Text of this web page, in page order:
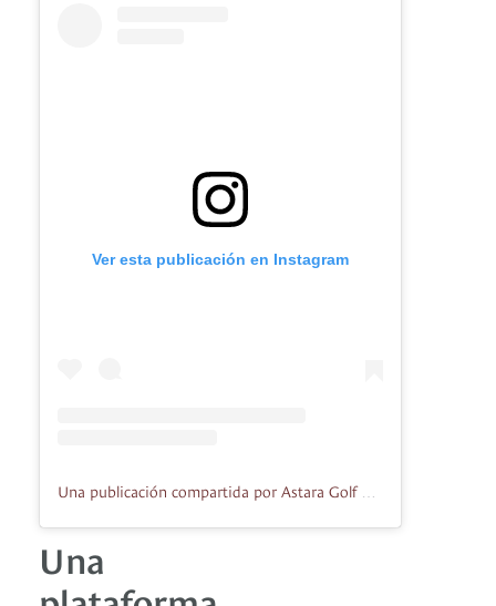
Ver esta publicación en Instagram
Una